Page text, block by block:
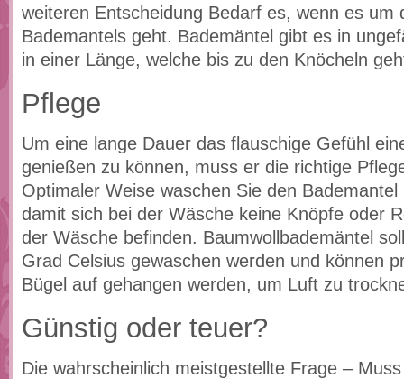
weiteren Entscheidung Bedarf es, wenn es um
Bademantels geht. Bademäntel gibt es in
in einer Länge, welche bis zu den Knöcheln
Pflege
Um eine lange Dauer das flauschige Gefühl
genießen zu können, muss er die richtige
Optimaler Weise waschen Sie den
damit sich bei der Wäsche keine Knöpfe oder
der Wäsche befinden. Baumwollbademäntel
Grad Celsius gewaschen werden und können
Bügel auf gehangen werden, um Luft zu
Günstig oder teuer?
Die wahrscheinlich meistgestellte Frage –